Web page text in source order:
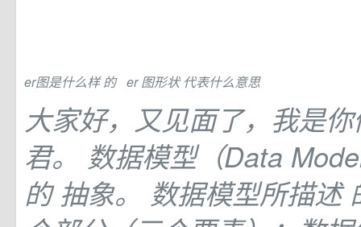
er图是什么样的 _er图形状代表什么意思
大家好，又见面了，我是
君。 数据模型（Data
的抽象。 数据模型所描述